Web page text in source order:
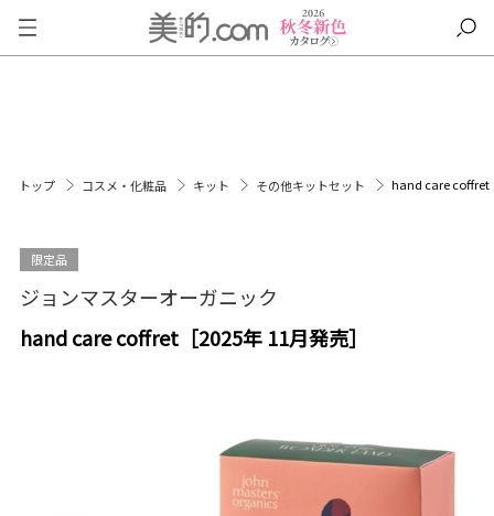
トップ コスメ・化粧品 キット その他キットセット hand care coffret
限定品
ジョンマスターオーガニック
hand care coffret［2025年 11月発売］